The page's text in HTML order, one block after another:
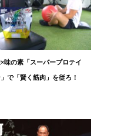
味の素「スーパープロテイ
で「賢く筋肉」を従ろ！